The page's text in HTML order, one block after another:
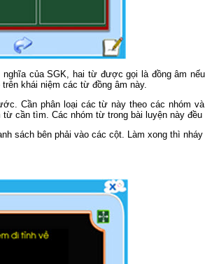
của SGK, hai từ được gọi là đồng âm
khái niệm các từ đồng âm này.
Cần phân loại các từ này theo các nhóm
cần tìm. Các nhóm từ trong bài luyện này đều
sách bên phải vào các cột. Làm xong thì